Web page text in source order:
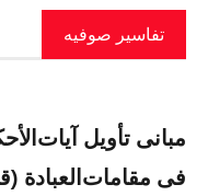
تفاسیر صوفیه
مبانی تأویل
فی